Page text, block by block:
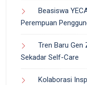
Beasiswa
Perempuan
Tren Baru Gen
Sekadar Self-Care
Kolaborasi